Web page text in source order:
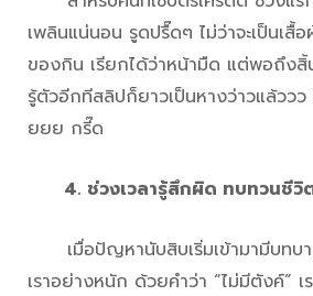
เพลินแน่นอน รูดปรื๊ดๆ ไม่ว่าจะเป็นเสื้อ
ของกิน เรียกได้ว่าหน้ามืด แต่พอถึงสิ้
รู้ตัวอีกทีสลิปก็ยาวเป็นหางว่าวแล้วว
ยยย กรี๊ด
4. ช่วงเวลารู้สึกผิด ทบทวนชีวิ
เมื่อปัญหานับสิบเริ่มเข้ามามีบทบา
เราอย่างหนัก ด้วยคำว่า “ไม่มีตังค์”